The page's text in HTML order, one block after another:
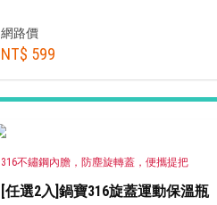
網路價
NT$ 599
316不鏽鋼內膽，防塵旋轉蓋，便攜提把
[任選2入]鍋寶316旋蓋運動保溫瓶